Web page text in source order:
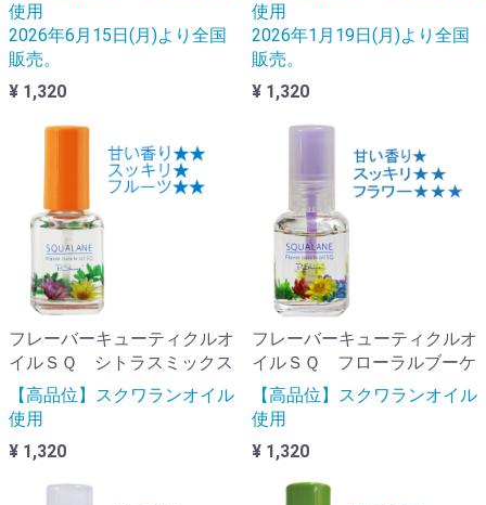
使用
2026年6月15日(月)より全国
販売。
¥ 1,320
使用
2026年1月19日(月)より全国
販売。
¥ 1,320
フレーバーキューティクルオ
イルＳＱ シトラスミックス
【高品位】スクワランオイル
使用
¥ 1,320
フレーバーキューティクルオ
イルＳＱ フローラルブーケ
【高品位】スクワランオイル
使用
¥ 1,320